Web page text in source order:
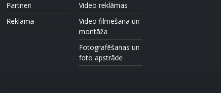
Partneri
Reklāma
Video reklāmas
Video filmēšana un
montāža
Fotografēšanas un
foto apstrāde